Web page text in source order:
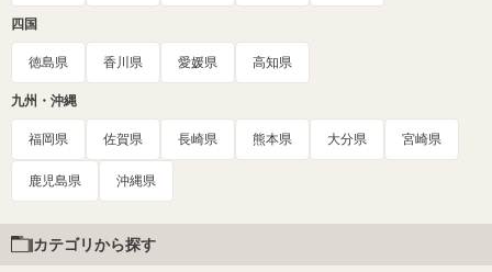
四国
徳島県 香川県 愛媛県 高知県
九州・沖縄
福岡県 佐賀県 長崎県 熊本県 大分県 宮崎県
鹿児島県 沖縄県
カテゴリから探す